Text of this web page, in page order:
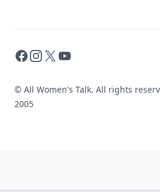
Facebook
Instagram
X YouTube
© All Women's Talk. All rights
2005